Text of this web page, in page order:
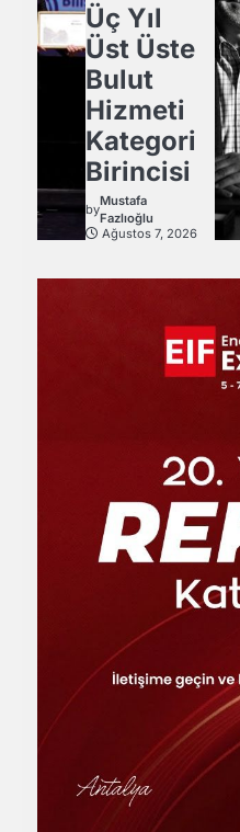
Üç Yıl
Üst Üste
Bulut
Hizmeti
Kategori
Birincisi
by
Mustafa
Fazlıoğlu
Ağustos 7, 2026